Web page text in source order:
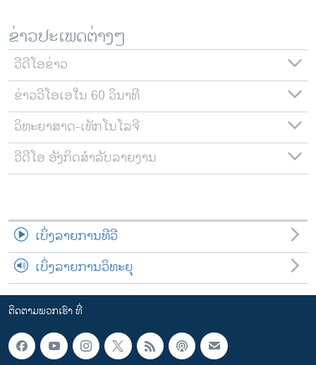
ຂ່າວປະເພດຕ່າງໆ
ວີດີໂອຂ່າວ
ຂ່າວວີໂອເອໃນ 60 ວິນາທີ
ວິທະຍາສາດ-ເທັກໂນໂລຈີ
ວີດີໂອ ອັງກິດສຳລັບລາຍງານ
ເບິ່ງລາຍການທີວີ
ເບິ່ງລາຍການວິທະຍຸ
ຕິດຕາມພວກເຮົາ ທີ່